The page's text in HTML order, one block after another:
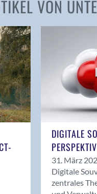
VON
DIGITALE
31. März
Digitale
zentrales